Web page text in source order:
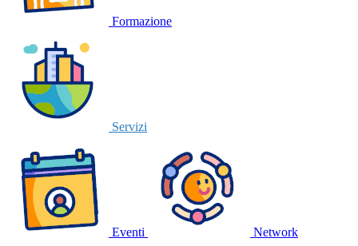
Formazione
Servizi
Eventi Network